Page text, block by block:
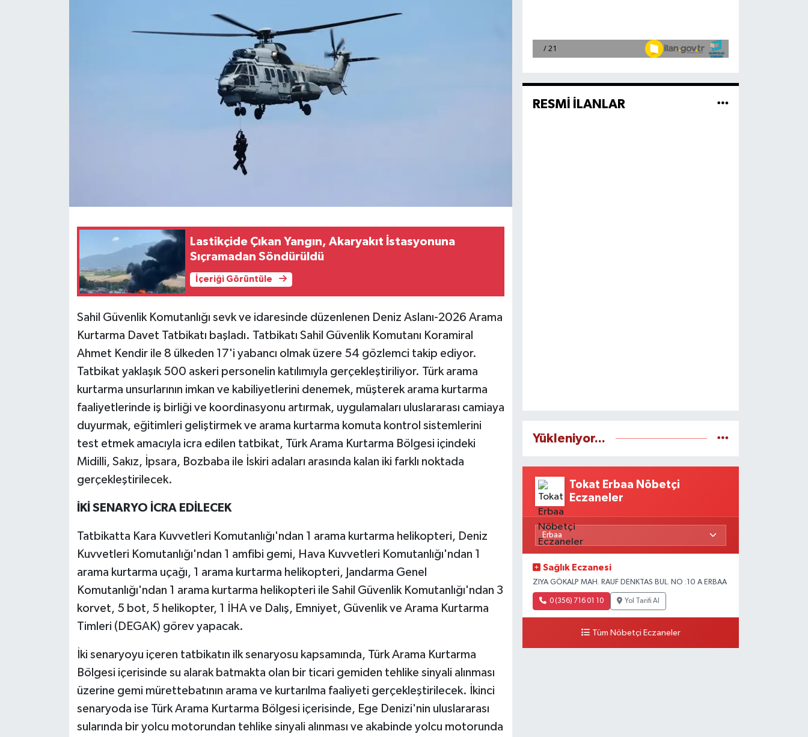
Lastikçide Çıkan Yangın, Akaryakıt İstasyonuna
Sıçramadan Söndürüldü
İçeriği Görüntüle
Sahil Güvenlik Komutanlığı sevk ve idaresinde düzenlenen Deniz Aslanı-2026 Arama
Kurtarma Davet Tatbikatı başladı. Tatbikatı Sahil Güvenlik Komutanı Koramiral
Ahmet Kendir ile 8 ülkeden 17'i yabancı olmak üzere 54 gözlemci takip ediyor.
Tatbikat yaklaşık 500 askeri personelin katılımıyla gerçekleştiriliyor. Türk arama
kurtarma unsurlarının imkan ve kabiliyetlerini denemek, müşterek arama kurtarma
faaliyetlerinde iş birliği ve koordinasyonu artırmak, uygulamaları uluslararası camiaya
duyurmak, eğitimleri geliştirmek ve arama kurtarma komuta kontrol sistemlerini
test etmek amacıyla icra edilen tatbikat, Türk Arama Kurtarma Bölgesi içindeki
Midilli, Sakız, İpsara, Bozbaba ile İskiri adaları arasında kalan iki farklı noktada
gerçekleştirilecek.
İKİ SENARYO İCRA EDİLECEK
Tatbikatta Kara Kuvvetleri Komutanlığı'ndan 1 arama kurtarma helikopteri, Deniz
Kuvvetleri Komutanlığı'ndan 1 amfibi gemi, Hava Kuvvetleri Komutanlığı'ndan 1
arama kurtarma uçağı, 1 arama kurtarma helikopteri, Jandarma Genel
Komutanlığı'ndan 1 arama kurtarma helikopteri ile Sahil Güvenlik Komutanlığı'ndan 3
korvet, 5 bot, 5 helikopter, 1 İHA ve Dalış, Emniyet, Güvenlik ve Arama Kurtarma
Timleri (DEGAK) görev yapacak.
İki senaryoyu içeren tatbikatın ilk senaryosu kapsamında, Türk Arama Kurtarma
Bölgesi içerisinde su alarak batmakta olan bir ticari gemiden tehlike sinyali alınması
üzerine gemi mürettebatının arama ve kurtarılma faaliyeti gerçekleştirilecek. İkinci
senaryoda ise Türk Arama Kurtarma Bölgesi içerisinde, Ege Denizi'nin uluslararası
sularında bir yolcu motorundan tehlike sinyali alınması ve akabinde yolcu motorunda
RESMİ İLANLAR
Yükleniyor...
Tokat Erbaa Nöbetçi
Eczaneler
Sağlık Eczanesi
ZIYA GÖKALP MAH. RAUF DENKTAS BUL. NO :10 A ERBAA
0 (356) 716 01 10 Yol Tarifi Al
Tüm Nöbetçi Eczaneler